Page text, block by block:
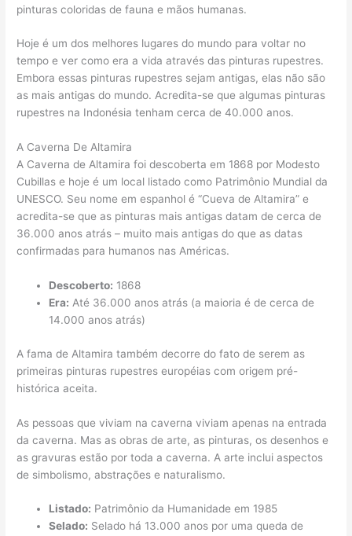
pinturas coloridas de fauna e mãos humanas.
Hoje é um dos melhores lugares do mundo para voltar no
tempo e ver como era a vida através das pinturas rupestres.
Embora essas pinturas rupestres sejam antigas, elas não são
as mais antigas do mundo. Acredita-se que algumas pinturas
rupestres na Indonésia tenham cerca de 40.000 anos.
A Caverna De Altamira
A Caverna de Altamira foi descoberta em 1868 por Modesto
Cubillas e hoje é um local listado como Patrimônio Mundial da
UNESCO. Seu nome em espanhol é “Cueva de Altamira” e
acredita-se que as pinturas mais antigas datam de cerca de
36.000 anos atrás – muito mais antigas do que as datas
confirmadas para humanos nas Américas.
Descoberto: 1868
Era: Até 36.000 anos atrás (a maioria é de cerca de
14.000 anos atrás)
A fama de Altamira também decorre do fato de serem as
primeiras pinturas rupestres européias com origem pré-
histórica aceita.
As pessoas que viviam na caverna viviam apenas na entrada
da caverna. Mas as obras de arte, as pinturas, os desenhos e
as gravuras estão por toda a caverna. A arte inclui aspectos
de simbolismo, abstrações e naturalismo.
Listado: Patrimônio da Humanidade em 1985
Selado: Selado há 13.000 anos por uma queda de